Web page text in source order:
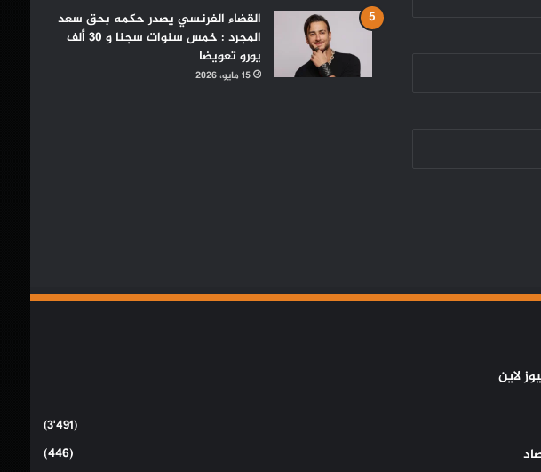
القضاء الفرنسي يصدر حكمه بحق سعد
المجرد : خمس سنوات سجنا و 30 ألف
يورو تعويضا
15 مايو، 2026
لاين
(3٬491)
(446)